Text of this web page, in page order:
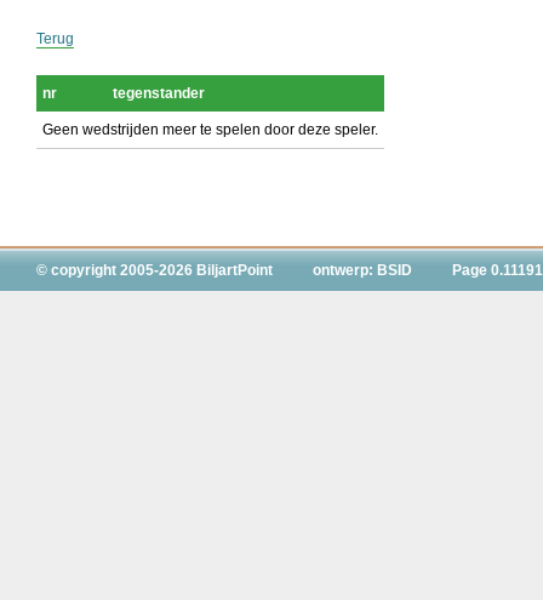
Terug
nr tegenstander
Geen wedstrijden meer te spelen door deze speler.
© copyright 2005-2026 BiljartPoint ontwerp: BSID Page